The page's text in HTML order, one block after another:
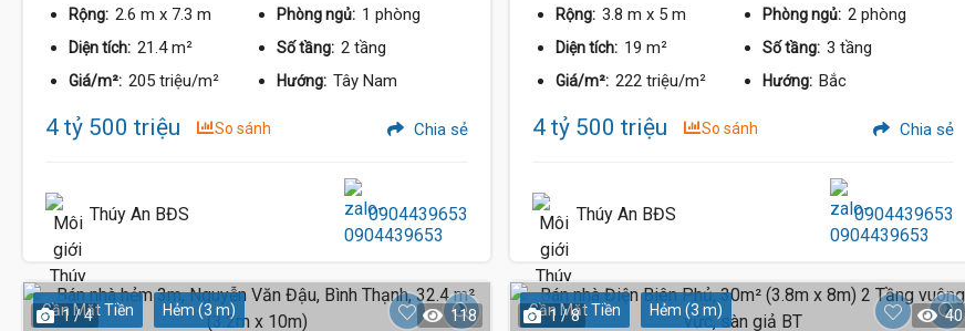
Rộng: 2.6 m x 7.3 m Phòng ngủ: 1 phòng
Diện tích: 21.4 m² Số tầng: 2 tầng
Giá/m²: 205 triệu/m² Hướng: Tây Nam
4 tỷ 500 triệu So sánh Chia sẻ
Thúy An BĐS 0904439653
Rộng: 3.8 m x 5 m Phòng ngủ: 2 phòng
Diện tích: 19 m² Số tầng: 3 tầng
Giá/m²: 222 triệu/m² Hướng: Bắc
4 tỷ 500 triệu So sánh Chia sẻ
Thúy An BĐS 0904439653
Gần Mặt Tiền Hẻm (3 m)
1 / 4 118 Gần Mặt Tiền Hẻm (3 m)
1 / 8 40